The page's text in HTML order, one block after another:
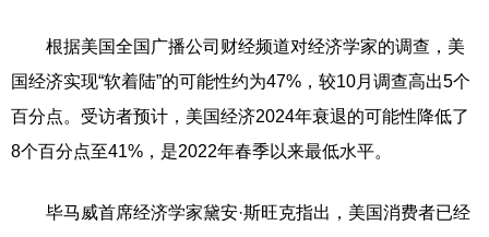
根据美国全国广播公司财经频道对经济学家的调查，美
国经济实现“软着陆”的可能性约为47%，较10月调查高出5个
百分点。受访者预计，美国经济2024年衰退的可能性降低了
8个百分点至41%，是2022年春季以来最低水平。
毕马威首席经济学家黛安·斯旺克指出，美国消费者已经